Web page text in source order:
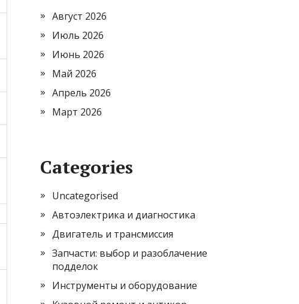
Август 2026
Июль 2026
Июнь 2026
Май 2026
Апрель 2026
Март 2026
Categories
Uncategorised
Автоэлектрика и диагностика
Двигатель и трансмиссия
Запчасти: выбор и разоблачение
подделок
Инструменты и оборудование